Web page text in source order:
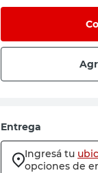
Entrega
Ingresá tu
opciones de